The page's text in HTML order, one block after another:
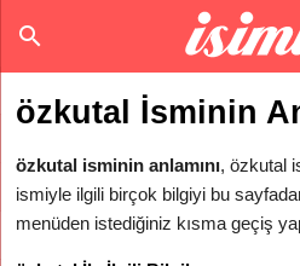
özkutal İsminin
özkutal isminin anlamını, özkutal
ismiyle ilgili birçok bilgiyi bu
menüden istediğiniz kısma geçiş